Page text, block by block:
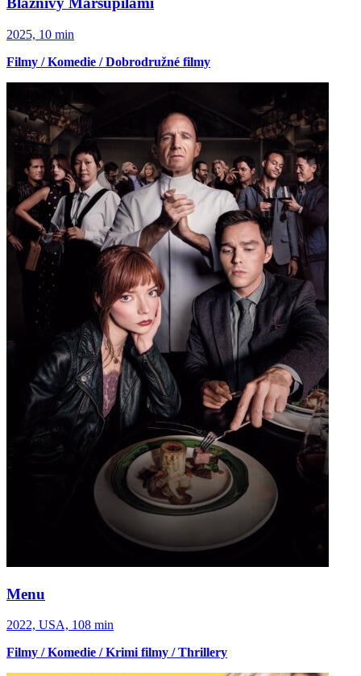
2025, 10 min
Filmy / Komedie / Dobrodružné filmy
Menu
2022, USA, 108 min
Filmy / Komedie / Krimi filmy / Thrillery